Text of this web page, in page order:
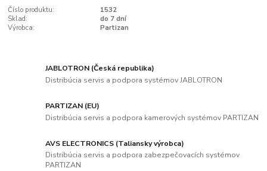
Číslo produktu:
1532
Sklad:
do 7 dní
Výrobca:
Partizan
JABLOTRON (Česká republika)
Distribúcia servis a podpora systémov JABLOTRON
PARTIZAN (EU)
Distribúcia servis a podpora kamerových systémov PARTIZAN
AVS ELECTRONICS (Taliansky výrobca)
Distribúcia servis a podpora zabezpečovacích systémov
PARTIZAN